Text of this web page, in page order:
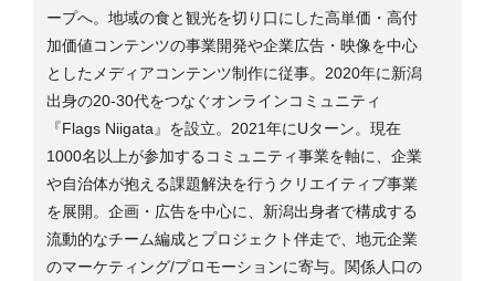
ープへ。地域の食と観光を切り口にした高単価・高付
加価値コンテンツの事業開発や企業広告・映像を中心
としたメディアコンテンツ制作に従事。2020年に新潟
出身の20-30代をつなぐオンラインコミュニティ
『Flags Niigata』を設立。2021年にUターン。現在
1000名以上が参加するコミュニティ事業を軸に、企業
や自治体が抱える課題解決を行うクリエイティブ事業
を展開。企画・広告を中心に、新潟出身者で構成する
流動的なチーム編成とプロジェクト伴走で、地元企業
のマーケティング/プロモーションに寄与。関係人口の